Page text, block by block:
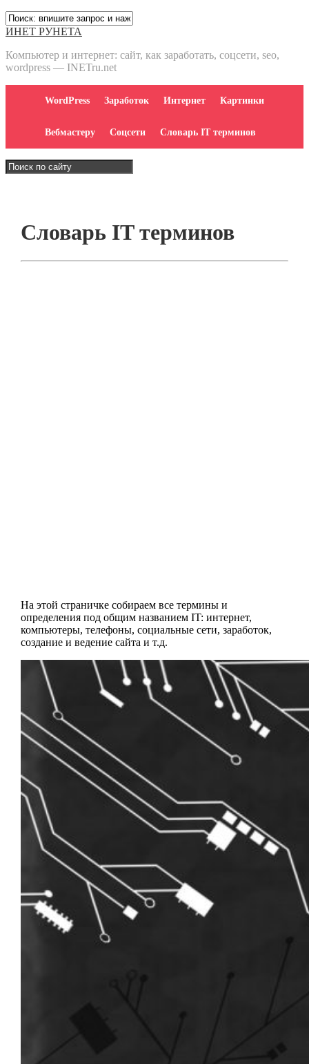
ИНЕТ РУНЕТА
Компьютер и интернет: сайт, как заработать, соцсети, seo,
wordpress — INETru.net
WordPress Заработок Интернет Картинки
Вебмастеру Соцсети Словарь IT терминов
Словарь IT терминов
На этой страничке собираем все термины и
определения под общим названием IT: интернет,
компьютеры, телефоны, социальные сети, заработок,
создание и ведение сайта и т.д.